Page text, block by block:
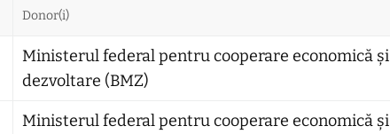
Donor(i)
Ministerul federal pentru cooperare economică și
dezvoltare (BMZ)
Ministerul federal pentru cooperare economică și